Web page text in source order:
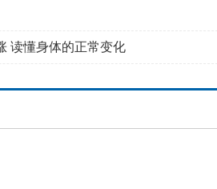
读懂身体的正常变化